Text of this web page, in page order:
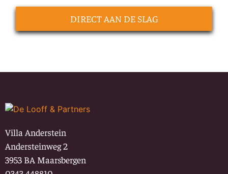
DIRECT AAN DE SLAG
Villa Anderstein
Andersteinweg 2
3953 BA Maarsbergen